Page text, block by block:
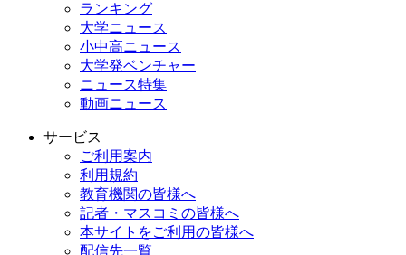
ランキング
大学ニュース
小中高ニュース
大学発ベンチャー
ニュース特集
動画ニュース
サービス
ご利用案内
利用規約
教育機関の皆様へ
記者・マスコミの皆様へ
本サイトをご利用の皆様へ
配信先一覧